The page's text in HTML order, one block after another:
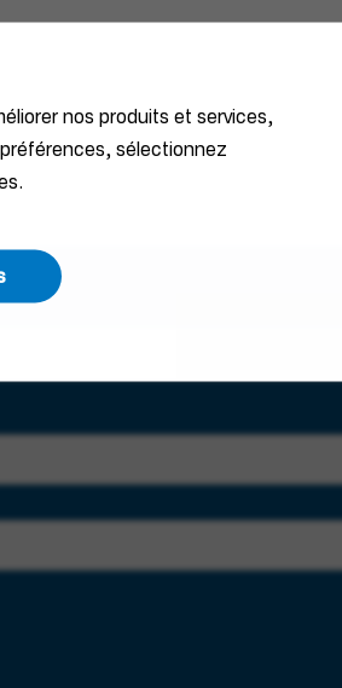
nos produits et services,
sélectionnez